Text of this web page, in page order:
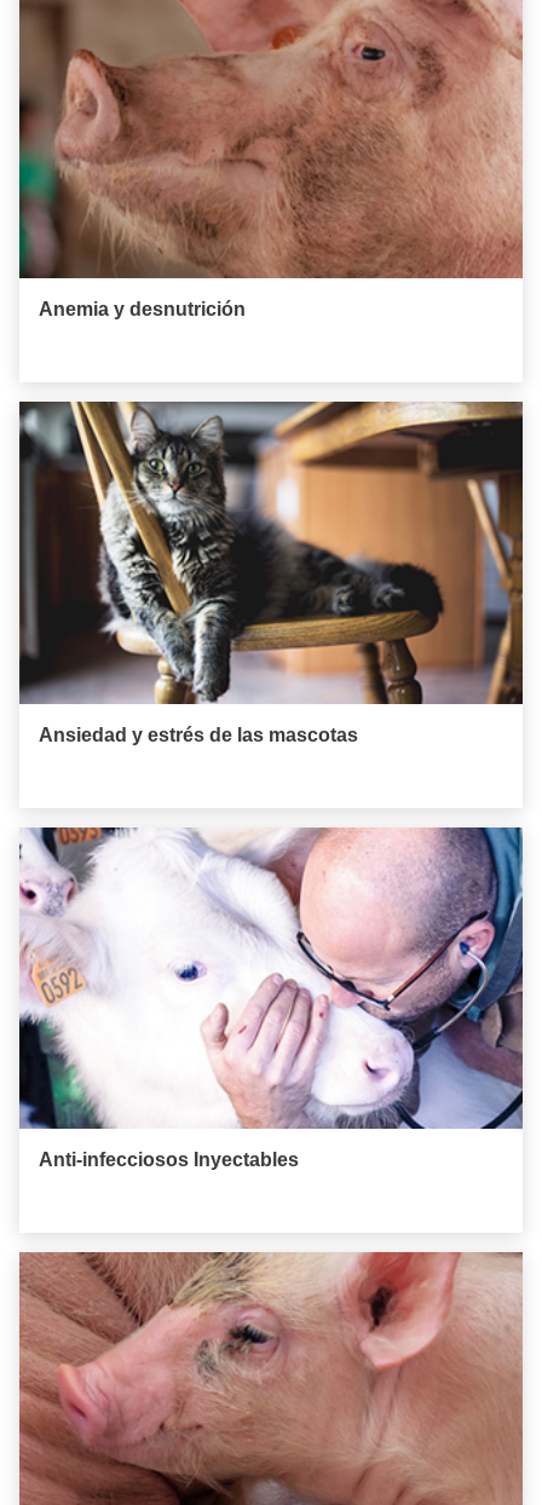
Anemia y desnutrición
Ansiedad y estrés de las mascotas
Anti-infecciosos Inyectables